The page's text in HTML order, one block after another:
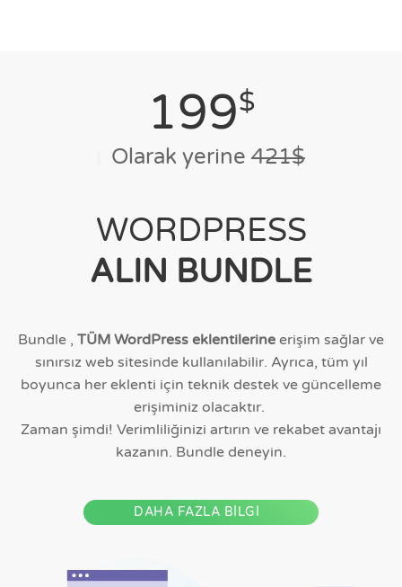
199$
Olarak yerine 421$
WORDPRESS
ALIN BUNDLE
Bundle , TÜM WordPress eklentilerine erişim sağlar ve
sınırsız web sitesinde kullanılabilir. Ayrıca, tüm yıl
boyunca her eklenti için teknik destek ve güncelleme
erişiminiz olacaktır.
Zaman şimdi! Verimliliğinizi artırın ve rekabet avantajı
kazanın. Bundle deneyin.
DAHA FAZLA BİLGİ